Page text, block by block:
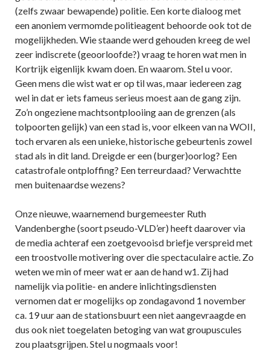
(zelfs zwaar bewapende) politie. Een korte dialoog met
een anoniem vermomde politieagent behoorde ook tot de
mogelijkheden. Wie staande werd gehouden kreeg de wel
zeer indiscrete (geoorloofde?) vraag te horen wat men in
Kortrijk eigenlijk kwam doen. En waarom. Stel u voor.
Geen mens die wist wat er op til was, maar iedereen zag
wel in dat er iets fameus serieus moest aan de gang zijn.
Zo’n ongeziene machtsontplooiing aan de grenzen (als
tolpoorten gelijk) van een stad is, voor elkeen van na WOII,
toch ervaren als een unieke, historische gebeurtenis zowel
stad als in dit land. Dreigde er een (burger)oorlog? Een
catastrofale ontploffing? Een terreurdaad? Verwachtte
men buitenaardse wezens?
Onze nieuwe, waarnemend burgemeester Ruth
Vandenberghe (soort pseudo-VLD’er) heeft daarover via
de media achteraf een zoetgevooisd briefje verspreid met
een troostvolle motivering over die spectaculaire actie. Zo
weten we min of meer wat er aan de hand w1. Zij had
namelijk via politie- en andere inlichtingsdiensten
vernomen dat er mogelijks op zondagavond 1 november
ca. 19 uur aan de stationsbuurt een niet aangevraagde en
dus ook niet toegelaten betoging van wat groupuscules
zou plaatsgrijpen. Stel u nogmaals voor!